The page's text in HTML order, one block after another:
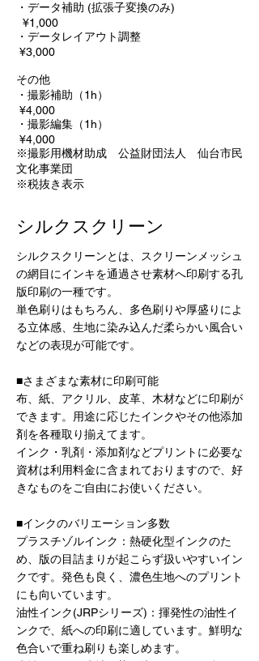
・データ補助 (拡張子変換のみ)
¥1,000
・データレイアウト調整
¥3,000
​その他
・撮影補助（1h）
¥4,000
・撮影編集（1h）
¥4,000
​※撮影用機材助成 公益財団法人 仙台市民
文化事業団
​※税抜き表示
​シルクスクリーン
シルクスクリーンとは、スクリーンメッシュ
の網目にインキを通過させ素材へ印刷する孔
版印刷の一種です。
単色刷りはもちろん、多色刷りや厚盛りによ
る立体感、生地に染み込んだ柔らかい風合い
などの表現が可能です。
■さまざまな素材に印刷可能
布、紙、アクリル、皮革、木材などに印刷が
できます。用途に応じたインクやその他添加
剤を各種取り揃えてます。
インク・乳剤・添加剤などプリントに必要な
資材は利用料金に含まれておりますので、好
きなものをご自由にお使いください。
■インクのバリエーション多数
プラスチゾルインク：熱硬化型インクのた
め、版の目詰まりが起こらず扱いやすいイン
クです。発色も良く、濃色生地へのプリント
にも向いています。
油性インク(JRPシリーズ)：揮発性の油性イ
ンクで、紙への印刷に適しています。鮮明な
色合いで重ね刷りも楽しめます。